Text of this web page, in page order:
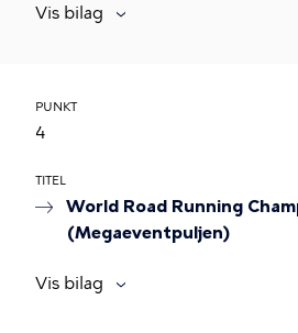
Vis bilag
PUNKT
4
TITEL
World Road Running
(Megaeventpuljen)
Vis bilag